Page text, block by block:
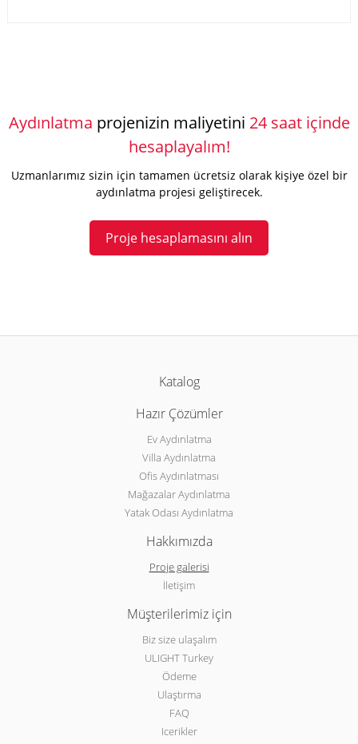
Aydınlatma projenizin maliyetini 24 saat içinde
hesaplayalım!
Uzmanlarımız sizin için tamamen ücretsiz olarak kişiye özel bir
aydınlatma projesi geliştirecek.
Proje hesaplamasını alın
Katalog
Hazır Çözümler
Ev Aydınlatma
Villa Aydınlatma
Ofis Aydınlatması
Mağazalar Aydınlatma
Yatak Odası Aydınlatma
Hakkımızda
Proje galerisi
İletişim
Müşterilerimiz için
Biz size ulaşalım
ULIGHT Turkey
Ödeme
Ulaştırma
FAQ
Icerikler